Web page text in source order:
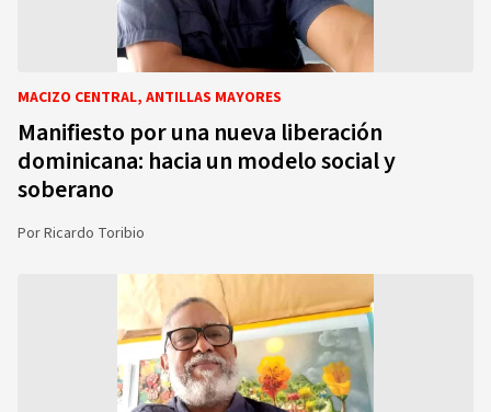
MACIZO CENTRAL, ANTILLAS MAYORES
Manifiesto por una nueva liberación
dominicana: hacia un modelo social y
soberano
PorRicardo Toribio